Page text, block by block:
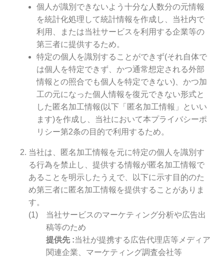
個人が識別できないよう十分な人数分の元情報
を統計化処理して統計情報を作成し、当社内で
利用、または当社サービスを利用する企業等の
第三者に提供するため。
特定の個人を識別することができず(それ自体で
は個人を特定できず、かつ通常想定される外部
情報との照合でも個人を特定できない)、かつ加
工の元になった個人情報を復元できない形式と
した匿名加工情報(以下「匿名加工情報」といい
ます)を作成し、当社において本プライバシーポ
リシー第2条の目的で利用するため。
当社は、匿名加工情報を元に特定の個人を識別す
る行為を禁止し、提供する情報が匿名加工情報で
あることを明示したうえで、以下に示す目的のた
め第三者に匿名加工情報を提供することがありま
す。
当社サービスのマーケティング分析や広告出
稿等のため
提供先 当社が提携する広告代理店等メディア
関連企業、マーケティング調査会社等